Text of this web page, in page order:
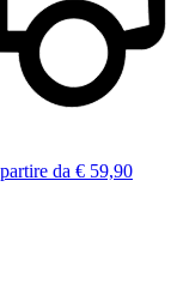
da € 59,90